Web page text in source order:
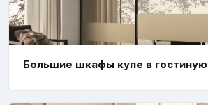
Большие шкафы купе в гостиную